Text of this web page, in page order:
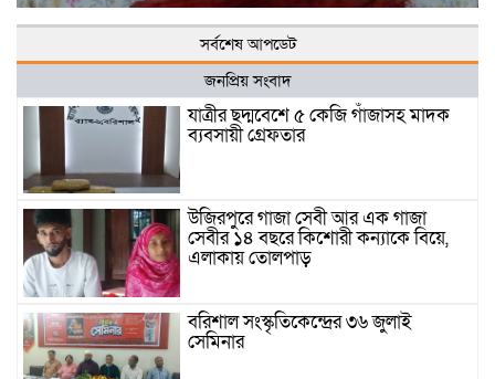
সর্বশেষ আপডেট
জনপ্রিয় সংবাদ
যাত্রীর ছদ্মবেশে ৫ কেজি গাঁজাসহ মাদক
ব্যবসায়ী গ্রেফতার
উজিরপুরে গাজা সেবী আর এক গাজা
সেবীর ১৪ বছরে কিশোরী কন্যাকে বিয়ে,
এলাকায় তোলপাড়
বরিশাল সংস্কৃতিকেন্দ্রের ৩৬ জুলাই
সেমিনার